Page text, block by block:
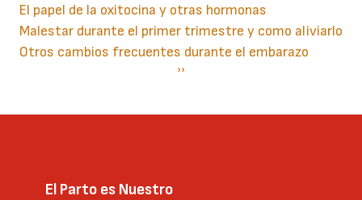
El papel de la oxitocina y otras hormonas
Malestar durante el primer trimestre y como aliviarlo
Otros cambios frecuentes durante el embarazo
Siguiente
››
El Parto es Nuestro